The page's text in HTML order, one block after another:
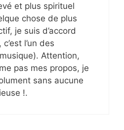
et plus spirituel
chose de plus
je suis d’accord
l’un des
Attention,
pas mes propos, je
sans aucune
!.